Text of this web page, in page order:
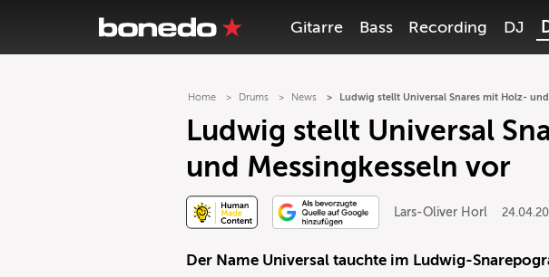
Gitarre Bass Recording DJ
Home Drums News Ludwig stellt Universal Snares mit Holz-
Ludwig stellt Universal
und Messingkesseln vor
Lars-Oliver Horl
Der Name Universal tauchte im Ludwig-